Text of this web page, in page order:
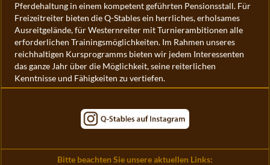
Pferdehaltung in einem kompetent geführten Pensionsstall. Für
Freizeitreiter bieten die Q-Stables ein herrliches, erholsames
Ausreitgelände, für Westernreiter mit Turnierambitionen alle
erforderlichen Trainingsmöglichkeiten. Im Rahmen unseres
reichhaltigen Kursprogramms bieten wir jedem Interessenten
das ganze Jahr über die Möglichkeit, seine reiterlichen
Kenntnisse und Fähigkeiten zu vertiefen.
Bitte beachten Sie unsere aktuellen Links: